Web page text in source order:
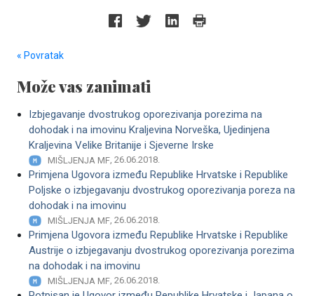
« Povratak
Može vas zanimati
Izbjegavanje dvostrukog oporezivanja porezima na
dohodak i na imovinu Kraljevina Norveška, Ujedinjena
Kraljevina Velike Britanije i Sjeverne Irske
MIŠLJENJA MF, 26.06.2018.
Primjena Ugovora između Republike Hrvatske i Republike
Poljske o izbjegavanju dvostrukog oporezivanja poreza na
dohodak i na imovinu
MIŠLJENJA MF, 26.06.2018.
Primjena Ugovora između Republike Hrvatske i Republike
Austrije o izbjegavanju dvostrukog oporezivanja porezima
na dohodak i na imovinu
MIŠLJENJA MF, 26.06.2018.